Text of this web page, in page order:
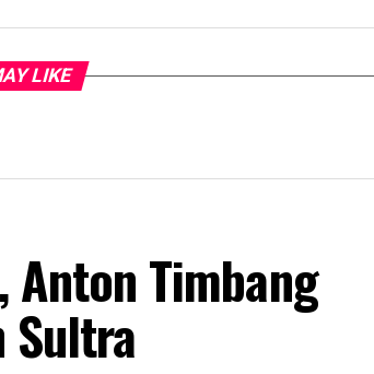
LIKE
Anton Timbang
Sultra